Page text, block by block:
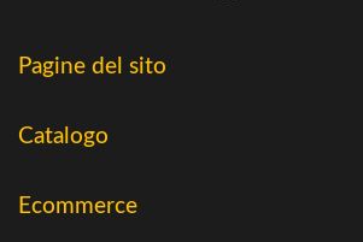
Pagine del sito
Home
Offerte
Catalogo
Ecommerce